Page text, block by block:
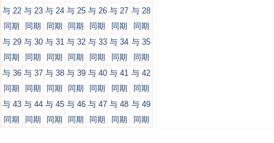
与 22
同期
与 23
同期
与 24
同期
与 25
同期
与 26
同期
与 27
同期
与 28
同期
与 29
同期
与 30
同期
与 31
同期
与 32
同期
与 33
同期
与 34
同期
与 35
同期
与 36
同期
与 37
同期
与 38
同期
与 39
同期
与 40
同期
与 41
同期
与 42
同期
与 43
同期
与 44
同期
与 45
同期
与 46
同期
与 47
同期
与 48
同期
与 49
同期